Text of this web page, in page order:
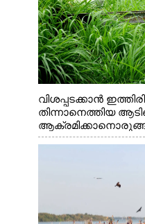
വിശപ്പടക്കാൻ
തിന്നാനെത്തിയ
എറണാകുളം